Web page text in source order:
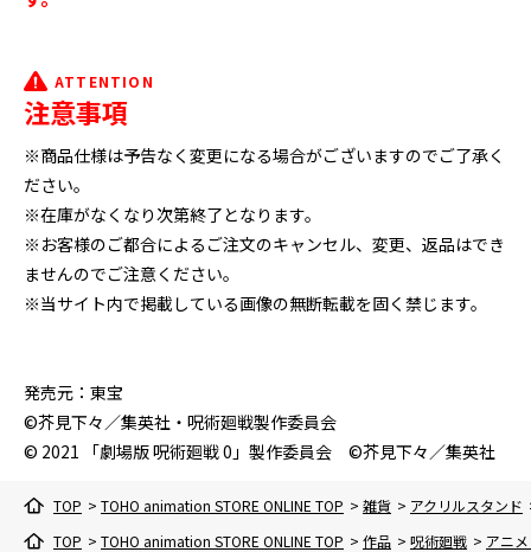
ATTENTION
注意事項
※商品仕様は予告なく変更になる場合がございますのでご了承く
ださい。
※在庫がなくなり次第終了となります。
※お客様のご都合によるご注文のキャンセル、変更、返品はでき
ませんのでご注意ください。
※当サイト内で掲載している画像の無断転載を固く禁じます。
発売元：東宝
©芥見下々／集英社・呪術廻戦製作委員会
© 2021 「劇場版 呪術廻戦 0」製作委員会 ©芥見下々／集英社
TOP > TOHO animation STORE ONLINE TOP > 雑貨 > アクリルスタンド
TOP > TOHO animation STORE ONLINE TOP > 作品 > 呪術廻戦 > アニ